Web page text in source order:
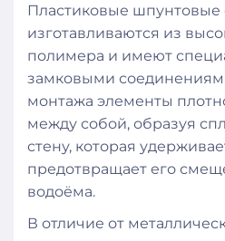
Пластиковые шпунтовые
изготавливаются из
полимера и имеют
замковыми
монтажа элементы
между собой, образуя
стену, которая
предотвращает его
водоёма.
В отличие от